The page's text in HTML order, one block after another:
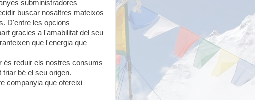
subministradores
buscar nosaltres mateixos
D'entre les opcions
gracies a l'amabilitat del seu
que l'energia que
és reduir els nostres consums
bé el seu origen.
companyia que ofereixi